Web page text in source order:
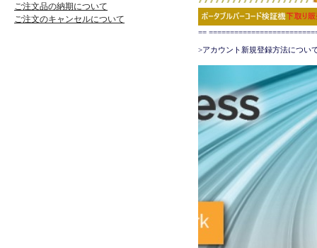
ご注文品の納期について
ご注文のキャンセルについて
==
>アカウント新規登録方法につい